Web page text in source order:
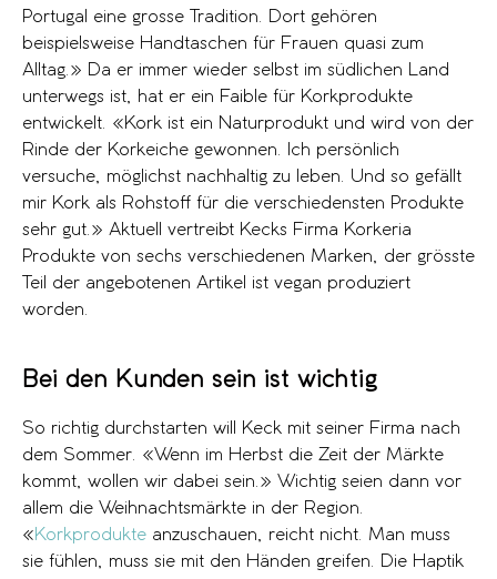
Portugal eine grosse Tradition. Dort gehören
beispielsweise Handtaschen für Frauen quasi zum
Alltag.» Da er immer wieder selbst im südlichen Land
unterwegs ist, hat er ein Faible für Korkprodukte
entwickelt. «Kork ist ein Naturprodukt und wird von der
Rinde der Korkeiche gewonnen. Ich persönlich
versuche, möglichst nachhaltig zu leben. Und so gefällt
mir Kork als Rohstoff für die verschiedensten Produkte
sehr gut.» Aktuell vertreibt Kecks Firma Korkeria
Produkte von sechs verschiedenen Marken, der grösste
Teil der angebotenen Artikel ist vegan produziert
worden.
Bei den Kunden sein ist wichtig
So richtig durchstarten will Keck mit seiner Firma nach
dem Sommer. «Wenn im Herbst die Zeit der Märkte
kommt, wollen wir dabei sein.» Wichtig seien dann vor
allem die Weihnachtsmärkte in der Region.
« Korkprodukte anzuschauen, reicht nicht. Man muss
sie fühlen, muss sie mit den Händen greifen. Die Haptik